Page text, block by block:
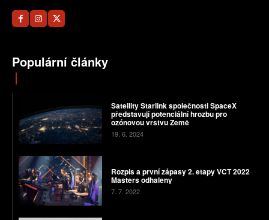
Populární články
Satellity Starlink společnosti SpaceX
představují potenciální hrozbu pro
ozónovou vrstvu Země
19. 6. 2024
Rozpis a první zápasy 2. etapy VCT 2022
Masters odhaleny
7. 7. 2022